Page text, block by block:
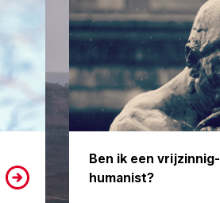
Ben ik een vrijzinnig-
humanist?